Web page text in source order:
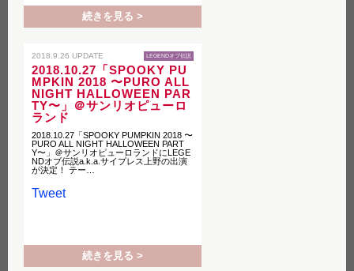
続きを見る >
2018.9.26 UPDATE LEGENDオブ伝説
2018.10.27「SPOOKY PU
MPKIN 2018 〜PURO ALL
NIGHT HALLOWEEN PAR
TY〜」＠サンリオピューロ
ランド
2018.10.27「SPOOKY PUMPKIN 2018 〜
PURO ALL NIGHT HALLOWEEN PART
Y〜」＠サンリオピューロランドにLEGE
NDオブ伝説a.k.a.サイプレス上野の出演
が決定！ テー…
Tweet
続きを見る >